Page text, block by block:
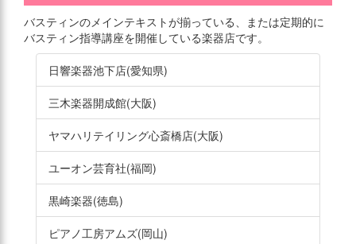
バスティンのメインテキストが揃っている、または定期的に
バスティン指導講座を開催している楽器店です。
日響楽器池下店(愛知県)
三木楽器開成館(大阪)
ヤマハリテイリング心斎橋店(大阪)
ユーオン芸育社(福岡)
黒崎楽器(徳島)
ピアノ工房アムズ(岡山)